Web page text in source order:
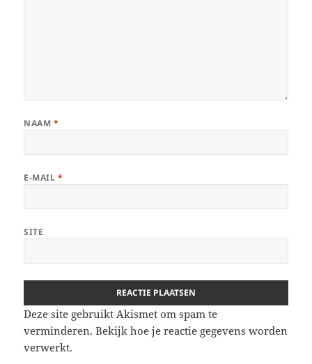
NAAM *
E-MAIL *
SITE
Deze site gebruikt Akismet om spam te
verminderen.Bekijk hoe je reactie gegevens worden
verwerkt.